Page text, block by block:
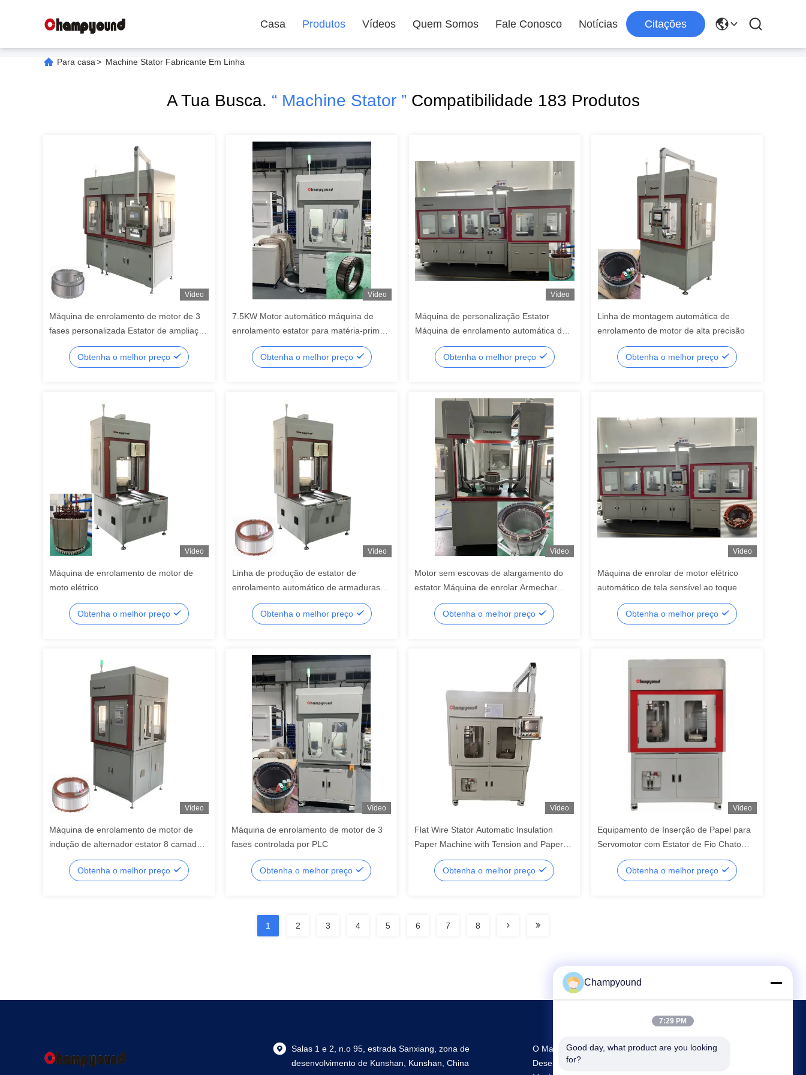
Casa Produtos Vídeos Quem Somos Fale Conosco Notícias Citações
Para casa> Machine Stator Fabricante Em Linha
A Tua Busca. “ Machine Stator ”Compatibilidade 183 Produtos
Vídeo
Máquina de enrolamento de motor de 3
fases personalizada Estator de ampliação
3,5 kW
Obtenha o melhor preço
Vídeo
7.5KW Motor automático máquina de
enrolamento estator para matéria-prima
de pintura de descolagem
Obtenha o melhor preço
Vídeo
Máquina de personalização Estator
Máquina de enrolamento automática de
alfinete
Obtenha o melhor preço
Linha de montagem automática de
enrolamento de motor de alta precisão
Obtenha o melhor preço
Vídeo
Máquina de enrolamento de motor de
moto elétrico
Obtenha o melhor preço
Vídeo
Linha de produção de estator de
enrolamento automático de armaduras
de precisão
Obtenha o melhor preço
Vídeo
Motor sem escovas de alargamento do
estator Máquina de enrolar Armechar
para caminhão de mineração leve
Obtenha o melhor preço
Vídeo
Máquina de enrolar de motor elétrico
automático de tela sensível ao toque
Obtenha o melhor preço
Vídeo
Máquina de enrolamento de motor de
indução de alternador estator 8 camadas
de fio plano
Obtenha o melhor preço
Vídeo
Máquina de enrolamento de motor de 3
fases controlada por PLC
Obtenha o melhor preço
Vídeo
Flat Wire Stator Automatic Insulation
Paper Machine with Tension and Paper
Handling
Obtenha o melhor preço
Vídeo
Equipamento de Inserção de Papel para
Servomotor com Estator de Fio Chato
para Troca Rápida de Ferramentas
Obtenha o melhor preço
1 2 3 4 5 6 7 8
Salas 1 e 2, n.o 95, estrada Sanxiang, zona de
desenvolvimento de Kunshan, Kunshan, China
O Maior Centro De Investigação E
Desenvolvimento E Produção Hairpin Winding
Champyound
7:29 PM
Good day, what product are you looking
for?